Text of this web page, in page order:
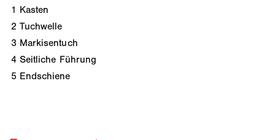
1 Kasten
2 Tuchwelle
3 Markisentuch
4 Seitliche Führung
5 Endschiene